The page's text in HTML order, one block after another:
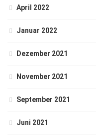
April 2022
Januar 2022
Dezember 2021
November 2021
September 2021
Juni 2021